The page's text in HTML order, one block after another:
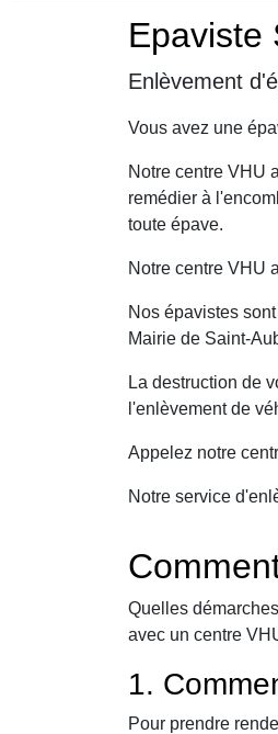
Epaviste
Enlèvement
Vous avez une
Notre centre VHU
remédier à
toute épave.
Notre centre VHU
Nos épavistes
Mairie de Saint-
La destruction de
l'enlèvement de
Appelez notre
Notre service
Quelles
avec un centre
1.
Pour prendre